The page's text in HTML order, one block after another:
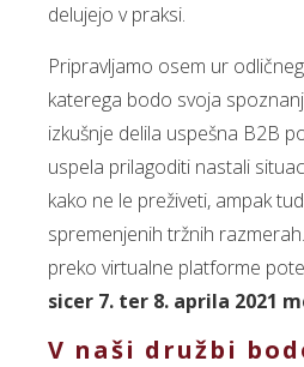
delujejo v praksi.
Pripravljamo osem ur
katerega bodo svoja
izkušnje delila uspešna B2B
uspela prilagoditi nastali
kako ne le preživeti, ampak
spremenjenih tržnih
preko virtualne platforme
sicer 7. ter 8. aprila 2021
V naši družbi